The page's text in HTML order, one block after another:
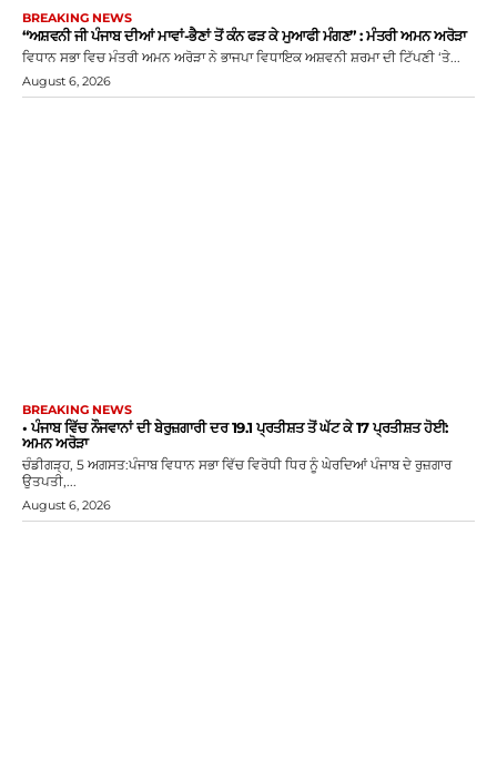
BREAKING NEWS
“ਅਸ਼ਵਨੀ ਜੀ ਪੰਜਾਬ ਦੀਆਂ ਮਾਵਾਂ-ਭੈਣਾਂ ਤੋਂ ਕੰਨ ਫੜ ਕੇ ਮੁਆਫੀ ਮੰਗਣ” : ਮੰਤਰੀ ਅਮਨ ਅਰੋੜਾ
ਵਿਧਾਨ ਸਭਾ ਵਿਚ ਮੰਤਰੀ ਅਮਨ ਅਰੋੜਾ ਨੇ ਭਾਜਪਾ ਵਿਧਾਇਕ ਅਸ਼ਵਨੀ ਸ਼ਰਮਾ ਦੀ ਟਿੱਪਣੀ ‘ਤੇ...
August 6, 2026
BREAKING NEWS
• ਪੰਜਾਬ ਵਿੱਚ ਨੌਜਵਾਨਾਂ ਦੀ ਬੇਰੁਜ਼ਗਾਰੀ ਦਰ 19.1 ਪ੍ਰਤੀਸ਼ਤ ਤੋਂ ਘੱਟ ਕੇ 17 ਪ੍ਰਤੀਸ਼ਤ ਹੋਈ:
ਅਮਨ ਅਰੋੜਾ
ਚੰਡੀਗੜ੍ਹ, 5 ਅਗਸਤ:ਪੰਜਾਬ ਵਿਧਾਨ ਸਭਾ ਵਿੱਚ ਵਿਰੋਧੀ ਧਿਰ ਨੂੰ ਘੇਰਦਿਆਂ ਪੰਜਾਬ ਦੇ ਰੁਜ਼ਗਾਰ
ਉਤਪਤੀ,...
August 6, 2026